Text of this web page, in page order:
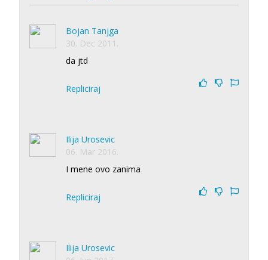
Bojan Tanjga
30. Dec 2011.
da jtd
Repliciraj
Ilija Urosevic
06. Mar 2016.
I mene ovo zanima
Repliciraj
Ilija Urosevic